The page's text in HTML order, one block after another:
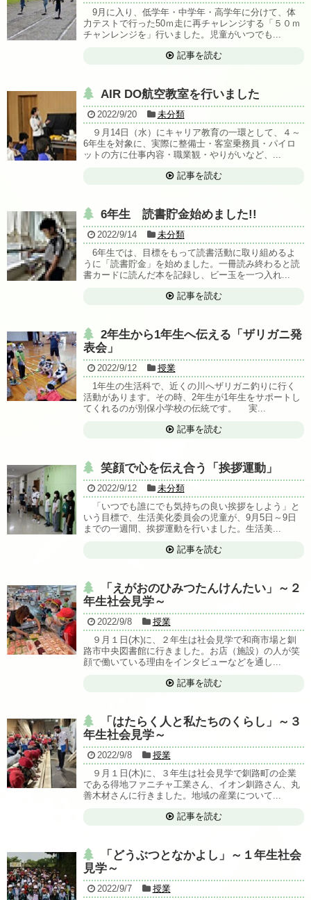
9月に入り、低学年・中学年・高学年に分けて、体
力テストで行った50ｍ走に再チャレンジする「５０ｍ
チャンレンジを」行いました。児童がいつでも...
記事を読む
AIR DO航空教室を行いました
2022/9/20
未分類
９月14日（水）にキャリア教育の一環として、４～
6年生を対象に、実際に整備士・客室乗務員・パイロ
ットの方に仕事内容・職業観・やりがいなど、...
記事を読む
6年生 読書貯金始めました!!
2022/9/14
未分類
6年生では、目標をもって読書活動に取り組めるよ
うに「読書貯金」を始めました。一冊読み終わると読
書カードに読んだ本を記録し、ビー玉を一つ入れ...
記事を読む
2年生から1年生へ伝える「ザリガニ発
表会」
2022/9/12
授業
1年生の生活科で、近くの川へザリガニ釣りに行く
活動があります。その時、2年生が1年生をサポートし
てくれるのが別保小学校の伝統です。 実...
記事を読む
笑顔で心を伝え合う「挨拶運動」
2022/9/12
未分類
「いつでも誰にでも気持ちの良い挨拶をしよう」と
いう目標で、生活美化委員会の児童が、9月5日～9日
までの一週間、挨拶運動を行いました。生活美...
記事を読む
「えがおのひみつたんけんたい」～２
年生社会見学～
2022/9/8
授業
９月１日(木)に、２年生は社会見学で和商市場と釧
路市中央図書館に行きました。お店（施設）の人が笑
顔で働いている理由をインタビューなどを通し...
記事を読む
「はたらく人と私たちのくらし」～３
年生社会見学～
2022/9/8
授業
９月１日(木)に、３年生は社会見学で釧路町の企業
である得地ファニチャ工業さん、イオン釧路さん、丸
善木材さんに行きました。地域の産業について...
記事を読む
「どうぶつとなかよし」～１年生社会
見学～
2022/9/7
授業